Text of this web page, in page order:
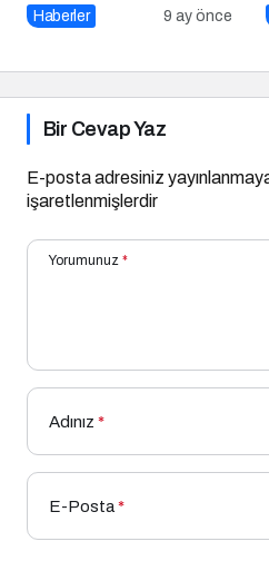
ve Memur Zammında
Haberler 9 ay önce
Bir Cevap Yaz
E-posta adresiniz
işaretlenmişlerdir
Yorumunuz *
Adınız *
E-Posta*